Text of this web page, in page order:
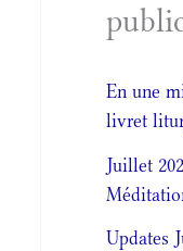
En une
livret
Juillet
Updates